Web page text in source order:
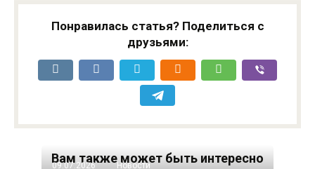
Понравилась статья? Поделиться с
друзьями:
Вам также может быть интересно
09.07.2026 Новости